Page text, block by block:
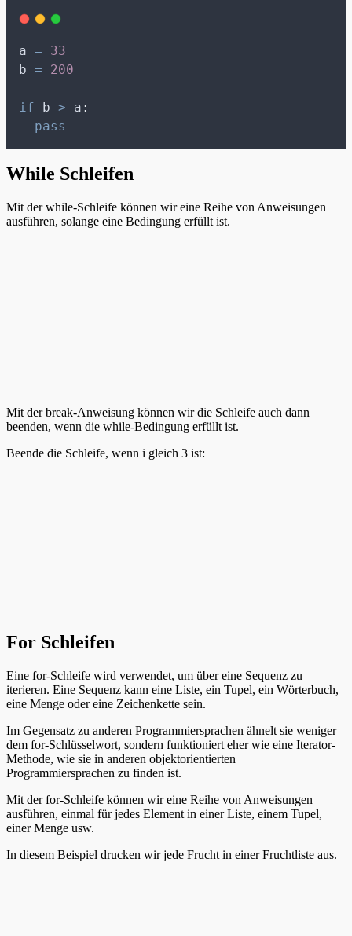
a =
33
b = 200
if b > a :
pass
While Schleifen
Mit der while-Schleife können wir eine Reihe von Anweisungen
ausführen, solange eine Bedingung erfüllt ist.
Mit der break-Anweisung können wir die Schleife auch dann
beenden, wenn die while-Bedingung erfüllt ist.
Beende die Schleife, wenn i gleich 3 ist:
For Schleifen
Eine for-Schleife wird verwendet, um über eine Sequenz zu
iterieren. Eine Sequenz kann eine Liste, ein Tupel, ein Wörterbuch,
eine Menge oder eine Zeichenkette sein.
Im Gegensatz zu anderen Programmiersprachen ähnelt sie weniger
dem for-Schlüsselwort, sondern funktioniert eher wie eine Iterator-
Methode, wie sie in anderen objektorientierten
Programmiersprachen zu finden ist.
Mit der for-Schleife können wir eine Reihe von Anweisungen
ausführen, einmal für jedes Element in einer Liste, einem Tupel,
einer Menge usw.
In diesem Beispiel drucken wir jede Frucht in einer Fruchtliste aus.